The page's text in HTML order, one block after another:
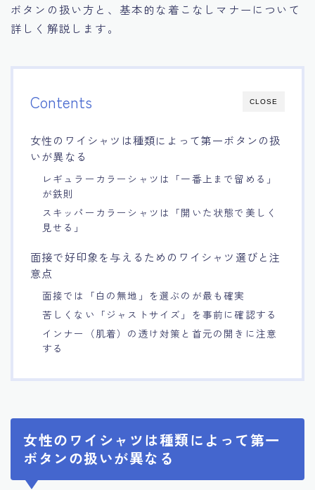
18.転職後の職場に適応するためのヒント
ボタンの扱い方と、基本的な着こなしマナーについて
詳しく解説します。
CLOSE
Contents
女性のワイシャツは種類によって第一ボタンの扱
いが異なる
レギュラーカラーシャツは「一番上まで留める」
が鉄則
スキッパーカラーシャツは「開いた状態で美しく
見せる」
面接で好印象を与えるためのワイシャツ選びと注
意点
面接では「白の無地」を選ぶのが最も確実
苦しくない「ジャストサイズ」を事前に確認する
インナー（肌着）の透け対策と首元の開きに注意
する
女性のワイシャツは種類によって第一
ボタンの扱いが異なる